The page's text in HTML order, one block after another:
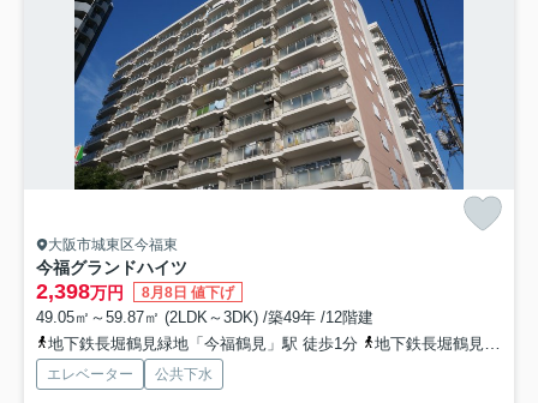
大阪市城東区今福東
今福グランドハイツ
2,398万円 8月8日 値下げ
49.05㎡～59.87㎡ (2LDK～3DK) /築49年 /12階建
地下鉄長堀鶴見緑地「今福鶴見」駅 徒歩1分
地下鉄長堀鶴見緑地「蒲生四丁目」駅 徒歩14分
エレベーター 公共下水